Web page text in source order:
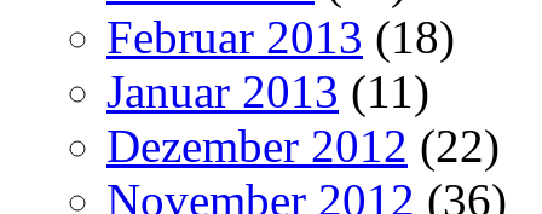
Februar 2013 (18)
Januar 2013 (11)
Dezember 2012 (22)
November 2012 (36)